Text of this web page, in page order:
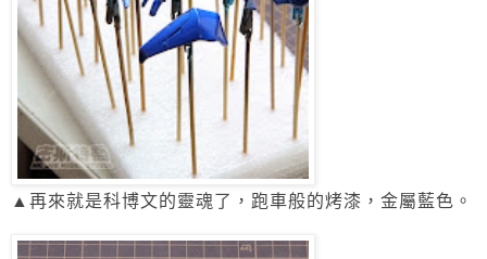
▲再來就是科博文的靈魂了，跑車般的烤漆，金屬藍色。